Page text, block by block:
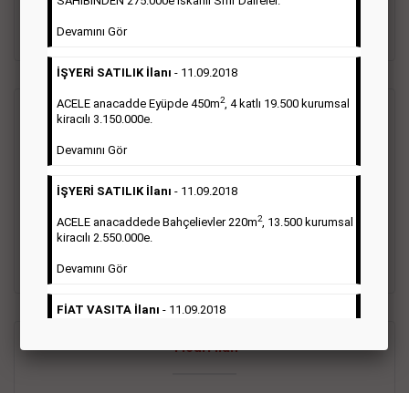
Detaylı Bilgi & İlan Örnekleri
Vasıta İlanı
Sarı sayfa ilanlar alım- satım, duyuru, mini reklam şeklinde
ifade edilebilen ilanlardır. Gazetelerin tirajını önemli ölçüde
etkilerler ve gazete gelirlerinin de önemli bir bölümünü
oluştururlar.Sabah sarı sayfa eleman ilanlarında 6 kelime
sayısı şartı aranmamaktadır.
Detaylı Bilgi & İlan Örnekleri
Ticari İlan
Devamını Gör
İŞYERİ SATILIK İlanı - 11.09.2018
ACELE anacadde Eyüpde 450m2, 4 katlı 19.500 kurumsal
kiracılı 3.150.000e.
Devamını Gör
İŞYERİ SATILIK İlanı - 11.09.2018
ACELE anacaddede Bahçelievler 220m2, 13.500 kurumsal
kiracılı 2.550.000e.
Devamını Gör
FİAT VASITA İlanı - 11.09.2018
2.800.000e kurumsal mağaza.